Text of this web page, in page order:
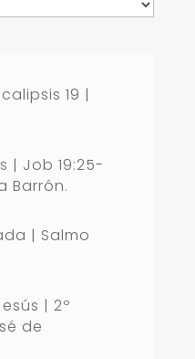
19 |
| Job 19:25-
Barrón.
| Salmo
| 2º
de